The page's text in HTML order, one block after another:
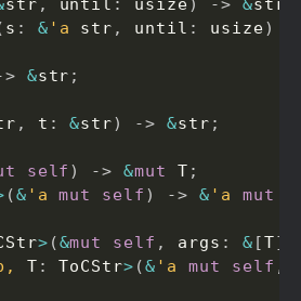
s : & 'a str , until : usize)
> &str ;
, t : &str) -> &str ;
self ) -> &mut T ;
(& 'a mut self ) -> & 'a mut
> (&mut self , args : & [T]
T : ToCStr> (& 'a mut self ,